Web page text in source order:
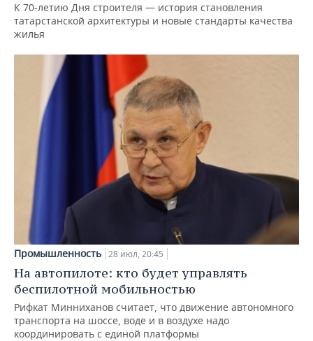
К 70-летию Дня строителя — история становления
татарстанской архитектуры и новые стандарты качества
жилья
Промышленность 28 июл, 20:45
На автопилоте: кто будет управлять
беспилотной мобильностью
Рифкат Минниханов считает, что движение автономного
транспорта на шоссе, воде и в воздухе надо
координировать с единой платформы